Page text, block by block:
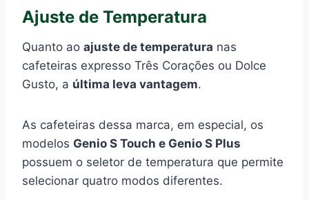
Ajuste de Temperatura
Quanto ao ajuste de temperatura nas
cafeteiras expresso Três Corações ou Dolce
Gusto, a última leva vantagem.
As cafeteiras dessa marca, em especial, os
modelos Genio S Touch e Genio S Plus
possuem o seletor de temperatura que permite
selecionar quatro modos diferentes.